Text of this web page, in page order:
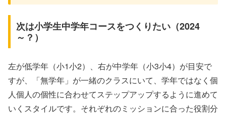
次は小学生中学年コースをつくりたい（2024
～？）
左が低学年（小1小2）、右が中学年（小3小4）が目安で
すが、「無学年」が一緒のクラスにいて、学年ではなく個
人個人の個性に合わせてステップアップするように進めて
いくスタイルです。それぞれのミッションに合った役割分